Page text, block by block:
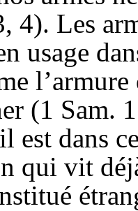
4). Les
usage
(1 Sam.
est dans
qui vit